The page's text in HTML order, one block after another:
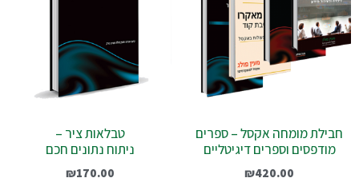
חבילת מומחה אקסל – ספרים
מודפסים וספרים דיגיטליים
₪420.00
טבלאות ציר –
ניתוח נתונים חכם
₪170.00